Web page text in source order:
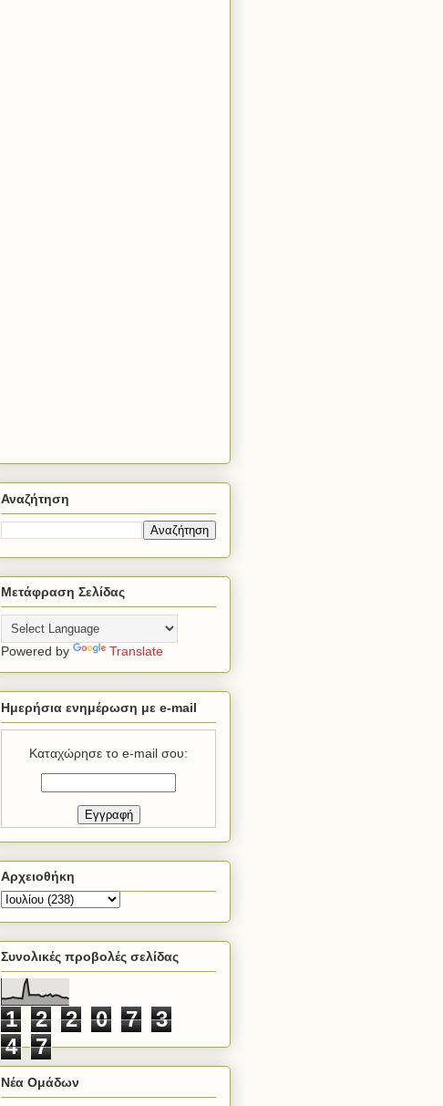
Αναζήτηση
Μετάφραση Σελίδας
Powered by Translate
Ημερήσια ενημέρωση με e-mail
Καταχώρησε το e-mail σου:
Αρχειοθήκη
Συνολικές προβολές σελίδας
1 2 2 0 7
3
4
7
Νέα Ομάδων